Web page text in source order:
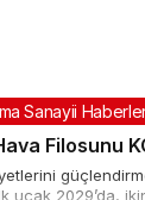
Sanayii
Filosunu
uçak 2029’da,